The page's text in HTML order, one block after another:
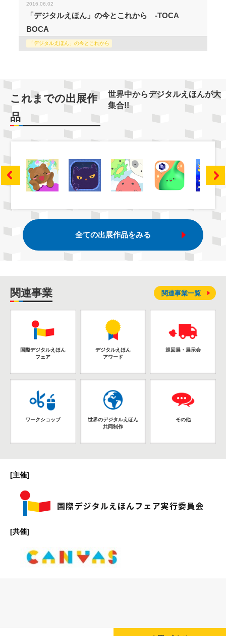
2016.06.02
「デジタルえほん」の今とこれから -TOCA
BOCA
「デジタルえほん」の今とこれから
これまでの出展作
品
世界中からデジタルえほんが大
集合!!
全ての出展作品をみる
関連事業
国際デジタルえほん
フェア
デジタルえほん
アワード
巡回展・展示会
ワークショップ
世界のデジタルえほん
共同制作
その他
関連事業一覧
[主催]
[共催]